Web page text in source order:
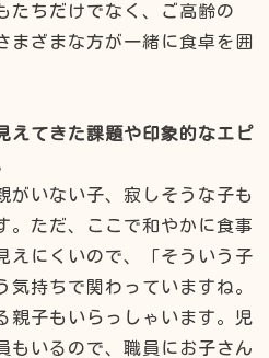
たちだけでなく、ご高齢の
まざまな方が一緒に食卓を囲
えてきた課題や印象的なエピ
がいない子、寂しそうな子も
。ただ、ここで和やかに食事
えにくいので、「そういう子
気持ちで関わっていますね。
親子もいらっしゃいます。児
もいるので、職員にお子さん